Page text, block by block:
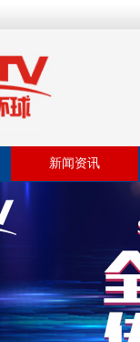
新闻资讯